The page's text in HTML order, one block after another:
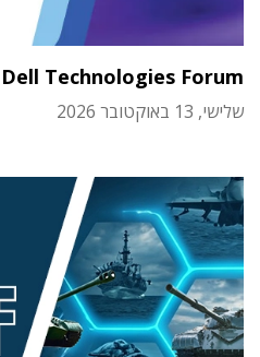
Dell Technologies Forum
שלישי, 13 באוקטובר 2026